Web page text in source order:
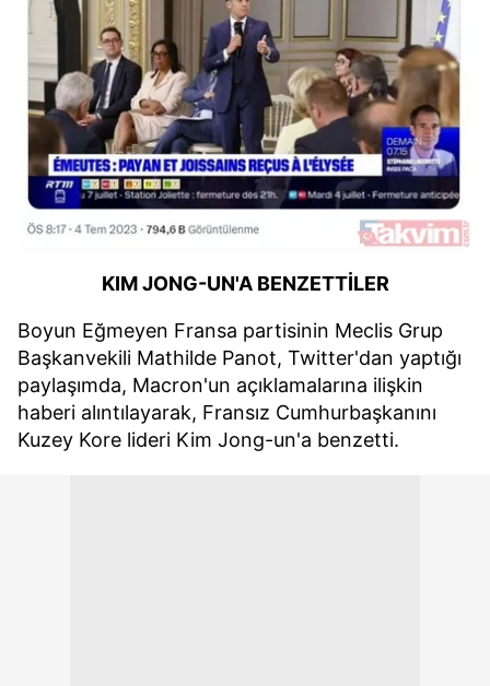
KIM JONG-UN'A BENZETTİLER
Boyun Eğmeyen Fransa partisinin Meclis Grup
Başkanvekili Mathilde Panot, Twitter'dan yaptığı
paylaşımda, Macron'un açıklamalarına ilişkin
haberi alıntılayarak, Fransız Cumhurbaşkanını
Kuzey Kore lideri Kim Jong-un'a benzetti.